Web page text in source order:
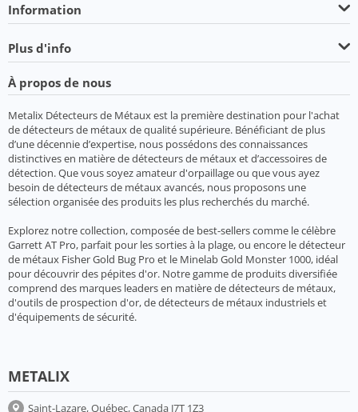
Information
Plus d'info
À propos de nous
Metalix Détecteurs de Métaux est la première destination pour l'achat
de détecteurs de métaux de qualité supérieure. Bénéficiant de plus
d’une décennie d’expertise, nous possédons des connaissances
distinctives en matière de détecteurs de métaux et d’accessoires de
détection. Que vous soyez amateur d'orpaillage ou que vous ayez
besoin de détecteurs de métaux avancés, nous proposons une
sélection organisée des produits les plus recherchés du marché.
Explorez notre collection, composée de best-sellers comme le célèbre
Garrett AT Pro, parfait pour les sorties à la plage, ou encore le détecteur
de métaux Fisher Gold Bug Pro et le Minelab Gold Monster 1000, idéal
pour découvrir des pépites d'or. Notre gamme de produits diversifiée
comprend des marques leaders en matière de détecteurs de métaux,
d'outils de prospection d'or, de détecteurs de métaux industriels et
d'équipements de sécurité.
METALIX
Saint-Lazare, Québec, Canada J7T 1Z3